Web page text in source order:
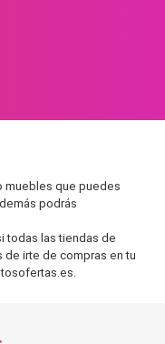
muebles que puedes
podrás
todas las tiendas de
de irte de compras en tu